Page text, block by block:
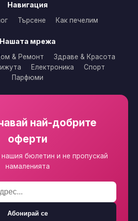
Навигация
Търсене Как печелим
Нашата мрежа
& Ремонт
Здраве & Красота
Електроника
Спорт
Парфюми
най-добрите
оферти
бюлетин и не пропускай
намаленията
Абонирай се